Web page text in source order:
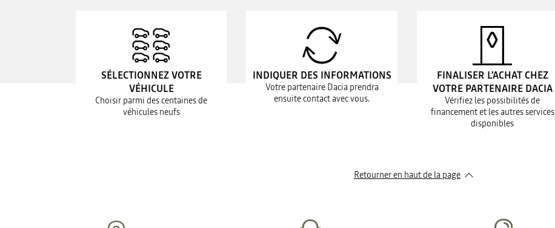
SÉLECTIONNEZ VOTRE
VÉHICULE
Choisir parmi des centaines de
véhicules neufs
INDIQUER DES INFORMATIONS
Votre partenaire Dacia prendra
ensuite contact avec vous.
FINALISER L’ACHAT CHEZ
VOTRE PARTENAIRE DACIA
Vérifiez les possibilités de
financement et les autres services
disponibles
Retourner en haut de la page